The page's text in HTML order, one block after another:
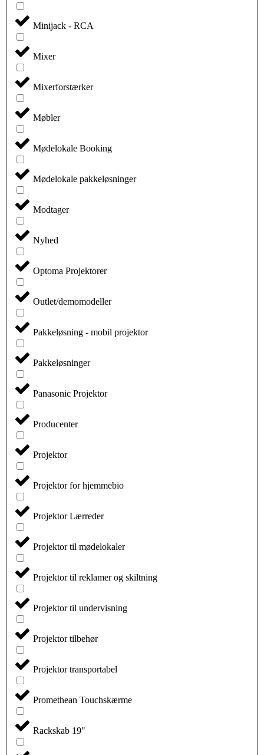
Minijack - RCA
Mixer
Mixerforstærker
Møbler
Mødelokale Booking
Mødelokale pakkeløsninger
Modtager
Nyhed
Optoma Projektorer
Outlet/demomodeller
Pakkeløsning - mobil projektor
Pakkeløsninger
Panasonic Projektor
Producenter
Projektor
Projektor for hjemmebio
Projektor Lærreder
Projektor til mødelokaler
Projektor til reklamer og skiltning
Projektor til undervisning
Projektor tilbehør
Projektor transportabel
Promethean Touchskærme
Rackskab 19"